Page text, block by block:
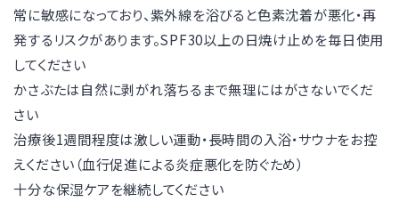
常に敏感になっており、紫外線を浴びると色素沈着が悪化・再
発するリスクがあります。SPF30以上の日焼け止めを毎日使用
してください
かさぶたは自然に剥がれ落ちるまで無理にはがさないでくだ
さい
治療後1週間程度は激しい運動・長時間の入浴・サウナをお控
えください（血行促進による炎症悪化を防ぐため）
十分な保湿ケアを継続してください